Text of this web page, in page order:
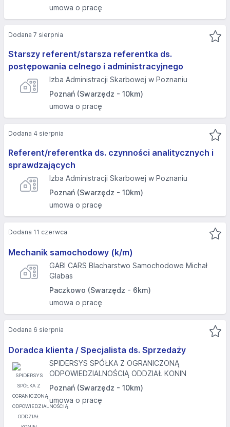
umowa o pracę
Starszy referent/starsza referentka ds.
postępowania celnego i administracyjnego
Izba Administracji Skarbowej w Poznaniu
Poznań (Swarzędz - 10km)
umowa o pracę
Dodana 7 sierpnia
Referent/referentka ds. czynności analitycznych i
sprawdzających
Izba Administracji Skarbowej w Poznaniu
Poznań (Swarzędz - 10km)
umowa o pracę
Dodana 4 sierpnia
Mechanik samochodowy (k/m)
GABI CARS Blacharstwo Samochodowe Michał
Glabas
Paczkowo (Swarzędz - 6km)
umowa o pracę
Dodana 11 czerwca
Doradca klienta / Specjalista ds. Sprzedaży
SPIDERSYS SPÓŁKA Z OGRANICZONĄ
ODPOWIEDZIALNOŚCIĄ ODDZIAŁ KONIN
Poznań (Swarzędz - 10km)
umowa o pracę
Dodana 6 sierpnia